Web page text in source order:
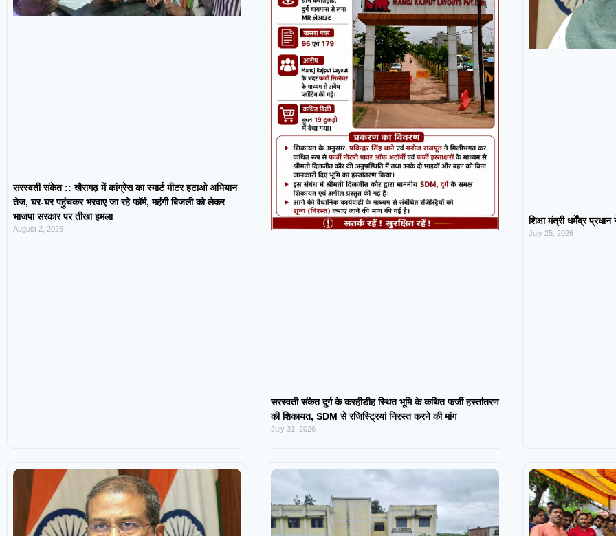
सरस्वती संकेत :: खैरागढ़ में कांग्रेस का स्मार्ट मीटर हटाओ अभियान
तेज, घर-घर पहुंचकर भरवाए जा रहे फॉर्म, महंगी बिजली को लेकर
भाजपा सरकार पर तीखा हमला
August 2, 2026
सरस्वती संकेत दुर्ग के करहीडीह स्थित भूमि के कथित फर्जी हस्तांतरण
की शिकायत, SDM से रजिस्ट्रियां निरस्त करने की मांग
July 31, 2026
शिक्षा मंत्री धर्मेंद्र
July 25, 2026